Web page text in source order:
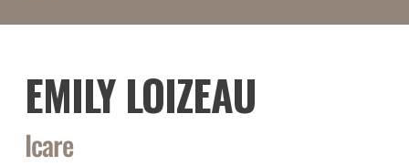
EMILY LOIZEAU
Icare